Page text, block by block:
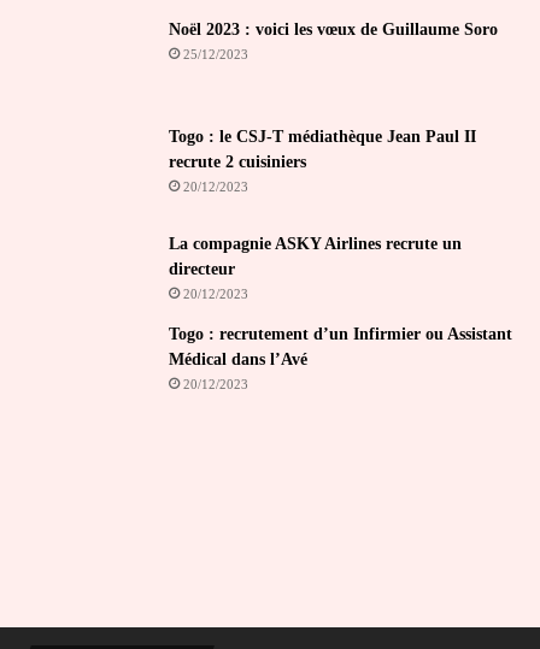
Noël 2023 : voici les vœux de Guillaume Soro
25/12/2023
Togo : le CSJ-T médiathèque Jean Paul II
recrute 2 cuisiniers
20/12/2023
La compagnie ASKY Airlines recrute un
directeur
20/12/2023
Togo : recrutement d’un Infirmier ou Assistant
Médical dans l’Avé
20/12/2023